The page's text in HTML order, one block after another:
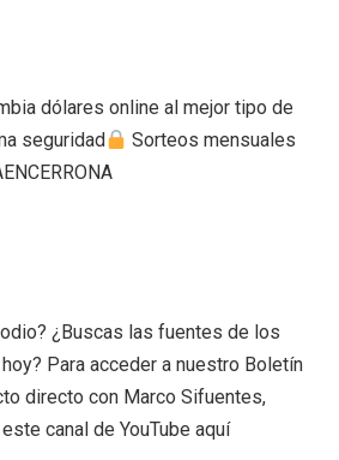
dólares online al mejor tipo de
seguridad
Sorteos mensuales
¿Buscas las fuentes de los
Para acceder a nuestro Boletín
directo con Marco Sifuentes,
canal de YouTube aquí